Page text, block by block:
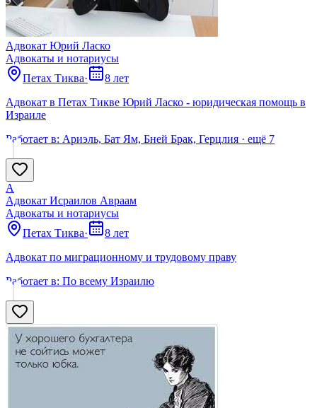
Адвокат Юрий Ласко
Адвокаты и нoтариусы
Петах Тиква·
8 лет
Адвокат в Петах Тикве Юрий Ласко - юридическая помощь в
Израиле
Работает в: Ариэль, Бат Ям, Бней Брак, Герцлия · ещё 7
А
Адвокат Исраилов Авраам
Адвокаты и нoтариусы
Петах Тиква·
8 лет
Адвокат по миграционному и трудовому праву
Работает в: По всему Израилю